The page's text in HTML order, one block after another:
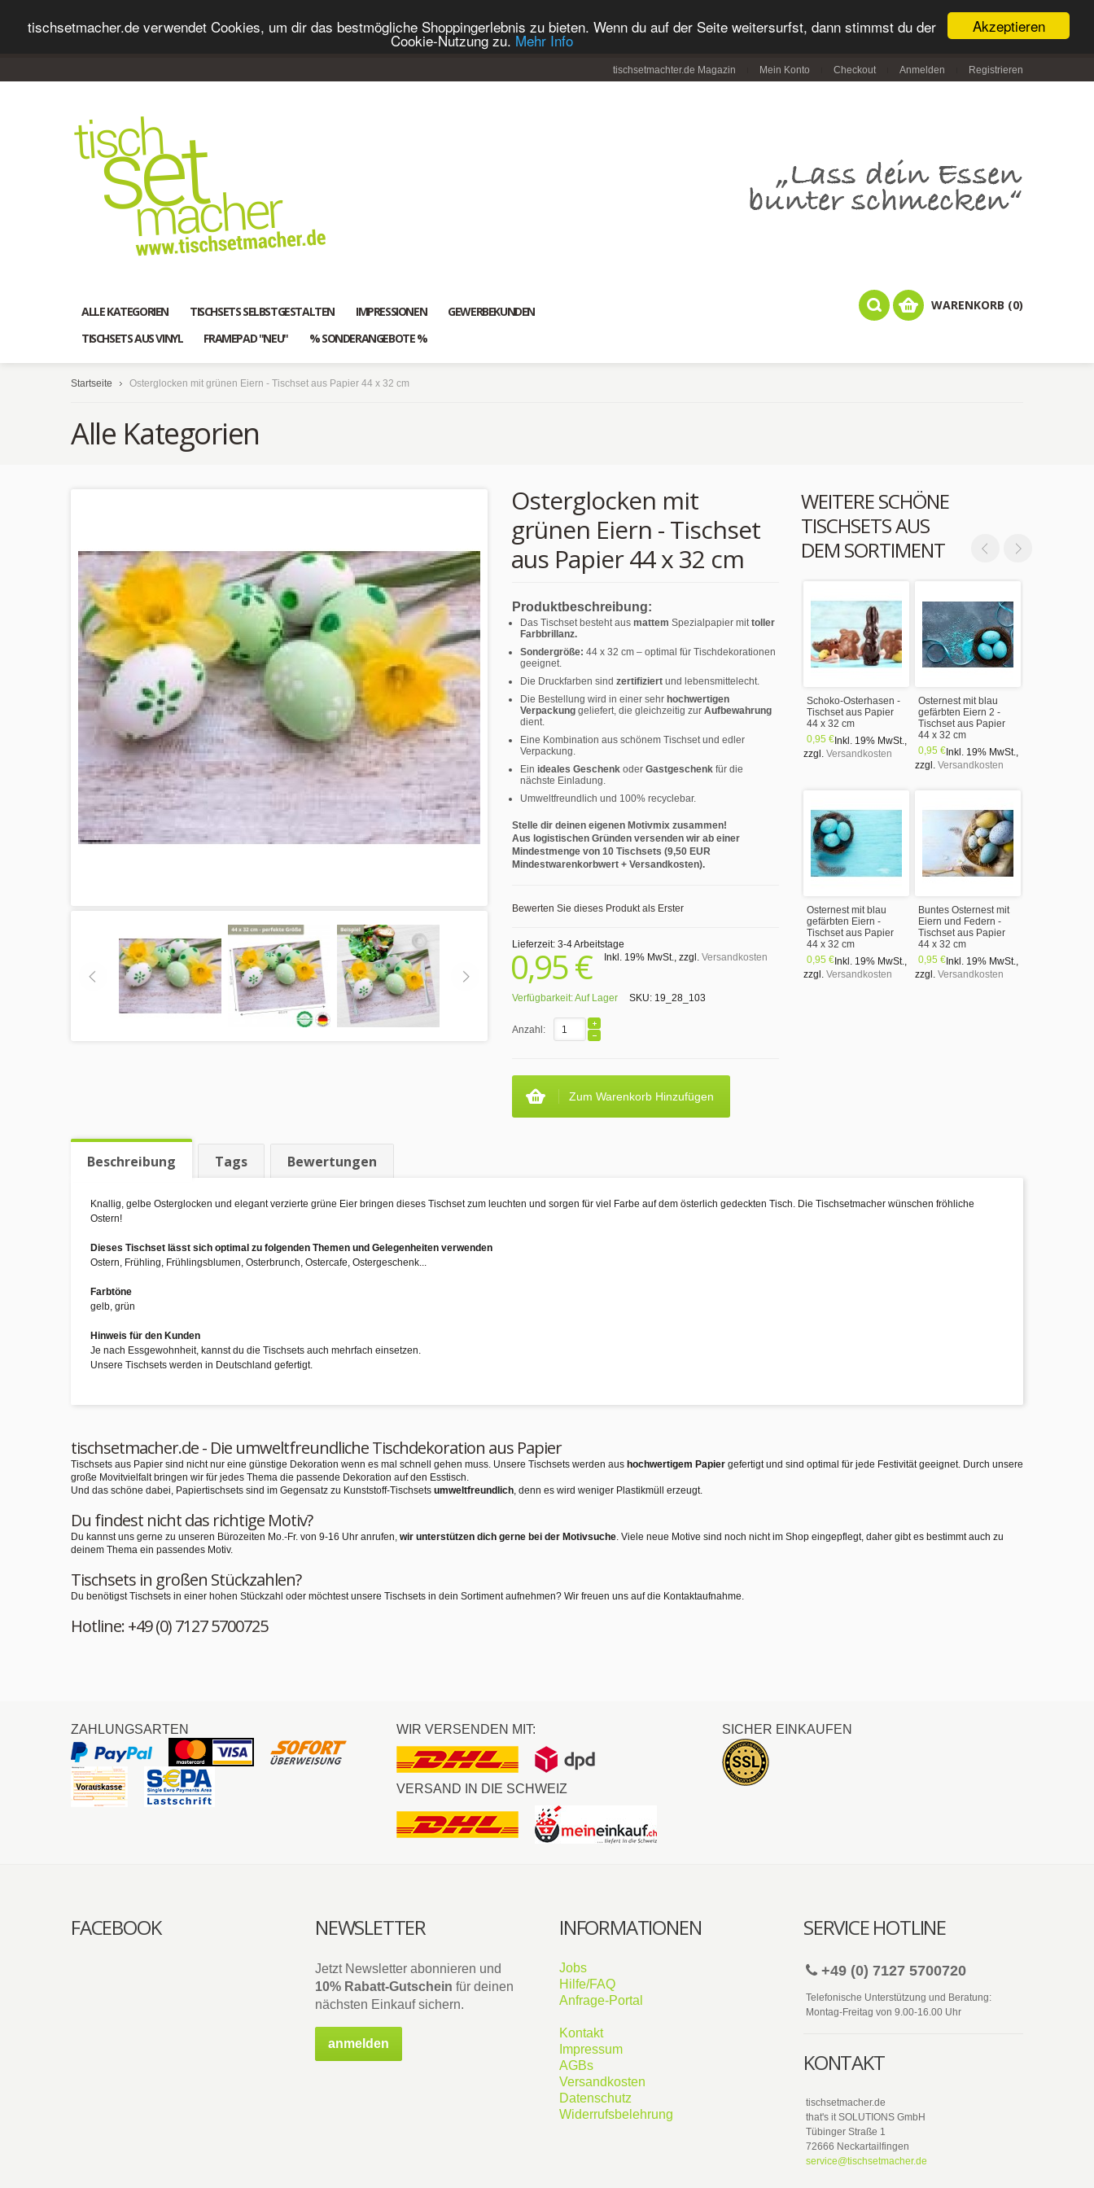
Akzeptieren
tischsetmacher.de verwendet Cookies, um dir das bestmögliche Shoppingerlebnis zu bieten. Wenn du auf der Seite weitersurfst, dann stimmst du der
Cookie-Nutzung zu. Mehr Info
tischsetmachter.de Magazin Mein Konto Checkout Anmelden Registrieren
ALLE KATEGORIEN TISCHSETS SELBSTGESTALTEN IMPRESSIONEN
GEWERBEKUNDEN
TISCHSETS AUS VINYL
FRAMEPAD "NEU" % SONDERANGEBOTE %
WARENKORB (0)
Startseite Osterglocken mit grünen Eiern - Tischset aus Papier 44 x 32 cm
Alle Kategorien
WEITERE SCHÖNE
TISCHSETS AUS
DEM SORTIMENT
Schoko-Osterhasen -
Tischset aus Papier
44 x 32 cm
0,95 € Inkl. 19% MwSt.,
zzgl. Versandkosten
Osternest mit blau
gefärbten Eiern 2 -
Tischset aus Papier
44 x 32 cm
0,95 € Inkl. 19% MwSt.,
zzgl. Versandkosten
Osternest mit blau
gefärbten Eiern -
Tischset aus Papier
44 x 32 cm
0,95 € Inkl. 19% MwSt.,
zzgl. Versandkosten
Buntes Osternest mit
Eiern und Federn -
Tischset aus Papier
44 x 32 cm
0,95 € Inkl. 19% MwSt.,
zzgl. Versandkosten
Osterglocken mit
grünen Eiern - Tischset
aus Papier 44 x 32 cm
Produktbeschreibung:
Das Tischset besteht aus mattem Spezialpapier mittoller
Farbbrillanz.
Sondergröße: 44 x 32 cm – optimal für Tischdekorationen
geeignet.
Die Druckfarben sind zertifiziert und lebensmittelecht.
Die Bestellung wird in einer sehr hochwertigen
Verpackung geliefert, die gleichzeitig zur Aufbewahrung
dient.
Eine Kombination aus schönem Tischset und edler
Verpackung.
Ein ideales Geschenk oder Gastgeschenk für die
nächste Einladung.
Umweltfreundlich und 100% recyclebar.
Stelle dir deinen eigenen Motivmix zusammen!
Aus logistischen Gründen versenden wir ab einer
Mindestmenge von 10 Tischsets (9,50 EUR
Mindestwarenkorbwert + Versandkosten).
Bewerten Sie dieses Produkt als Erster
Lieferzeit: 3-4 Arbeitstage
0,95 € Inkl. 19% MwSt., zzgl. Versandkosten
Verfügbarkeit:Auf Lager SKU: 19_28_103
Anzahl:
Zum Warenkorb Hinzufügen
Beschreibung Tags Bewertungen
Knallig, gelbe Osterglocken und elegant verzierte grüne Eier bringen dieses Tischset zum leuchten und sorgen für viel Farbe auf dem österlich gedeckten Tisch. Die Tischsetmacher wünschen fröhliche
Ostern!
Dieses Tischset lässt sich optimal zu folgenden Themen und Gelegenheiten verwenden
Ostern, Frühling, Frühlingsblumen, Osterbrunch, Ostercafe, Ostergeschenk...
Farbtöne
gelb, grün
Hinweis für den Kunden
Je nach Essgewohnheit, kannst du die Tischsets auch mehrfach einsetzen.
Unsere Tischsets werden in Deutschland gefertigt.
tischsetmacher.de - Die umweltfreundliche Tischdekoration aus Papier
Tischsets aus Papier sind nicht nur eine günstige Dekoration wenn es mal schnell gehen muss. Unsere Tischsets werden aus hochwertigem Papier gefertigt und sind optimal für jede Festivität geeignet. Durch unsere
große Movitvielfalt bringen wir für jedes Thema die passende Dekoration auf den Esstisch.
Und das schöne dabei, Papiertischsets sind im Gegensatz zu Kunststoff-Tischsets umweltfreundlich, denn es wird weniger Plastikmüll erzeugt.
Du findest nicht das richtige Motiv?
Du kannst uns gerne zu unseren Bürozeiten Mo.-Fr. von 9-16 Uhr anrufen, wir unterstützen dich gerne bei der Motivsuche. Viele neue Motive sind noch nicht im Shop eingepflegt, daher gibt es bestimmt auch zu
deinem Thema ein passendes Motiv.
Tischsets in großen Stückzahlen?
Du benötigst Tischsets in einer hohen Stückzahl oder möchtest unsere Tischsets in dein Sortiment aufnehmen? Wir freuen uns auf die Kontaktaufnahme.
Hotline: +49 (0) 7127 5700725
ZAHLUNGSARTEN WIR VERSENDEN MIT:
VERSAND IN DIE SCHWEIZ
SICHER EINKAUFEN
FACEBOOK NEWSLETTER
Jetzt Newsletter abonnieren und
10% Rabatt-Gutschein für deinen
nächsten Einkauf sichern.
anmelden
INFORMATIONEN
Jobs
Hilfe/FAQ
Anfrage-Portal
Kontakt
Impressum
AGBs
Versandkosten
Datenschutz
Widerrufsbelehrung
SERVICE HOTLINE
+49 (0) 7127 5700720
Telefonische Unterstützung und Beratung:
Montag-Freitag von 9.00-16.00 Uhr
KONTAKT
tischsetmacher.de
that's it SOLUTIONS GmbH
Tübinger Straße 1
72666 Neckartailfingen
service@tischsetmacher.de